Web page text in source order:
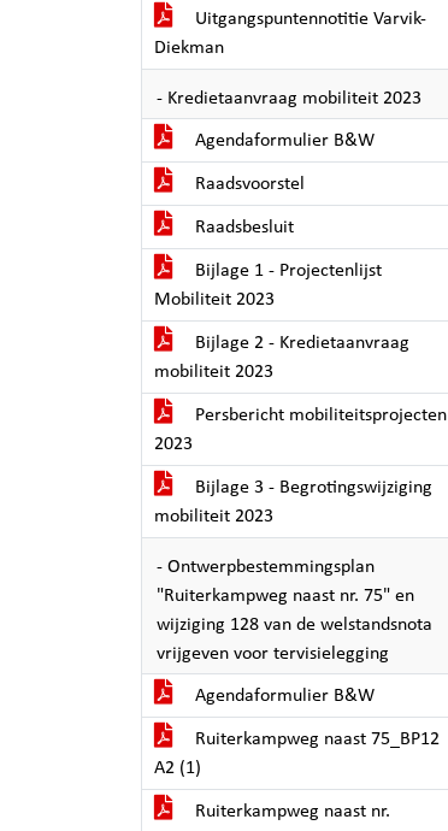
Uitgangspuntennotitie Varvik-
Diekman
- Kredietaanvraag mobiliteit 2023
Agendaformulier B&W
Raadsvoorstel
Raadsbesluit
Bijlage 1 - Projectenlijst
Mobiliteit 2023
Bijlage 2 - Kredietaanvraag
mobiliteit 2023
Persbericht mobiliteitsprojecten
2023
Bijlage 3 - Begrotingswijziging
mobiliteit 2023
- Ontwerpbestemmingsplan
"Ruiterkampweg naast nr. 75" en
wijziging 128 van de welstandsnota
vrijgeven voor tervisielegging
Agendaformulier B&W
Ruiterkampweg naast 75_BP12
A2 (1)
Ruiterkampweg naast nr.